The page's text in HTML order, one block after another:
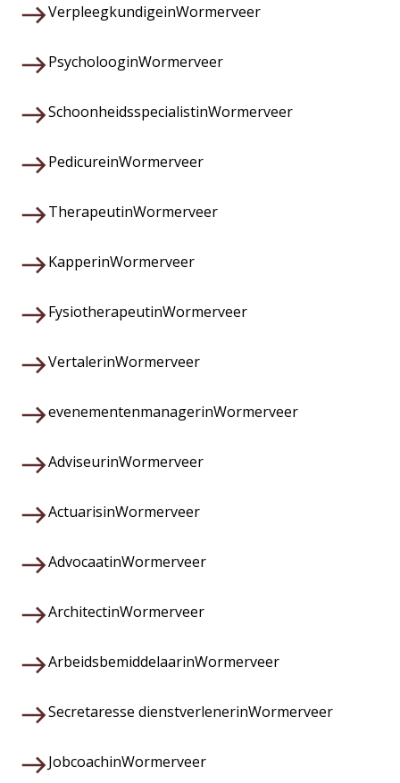
VerpleegkundigeinWormerveer
PsycholooginWormerveer
SchoonheidsspecialistinWormerveer
PedicureinWormerveer
TherapeutinWormerveer
KapperinWormerveer
FysiotherapeutinWormerveer
VertalerinWormerveer
evenementenmanagerinWormerveer
AdviseurinWormerveer
ActuarisinWormerveer
AdvocaatinWormerveer
ArchitectinWormerveer
ArbeidsbemiddelaarinWormerveer
Secretaresse dienstverlenerinWormerveer
JobcoachinWormerveer